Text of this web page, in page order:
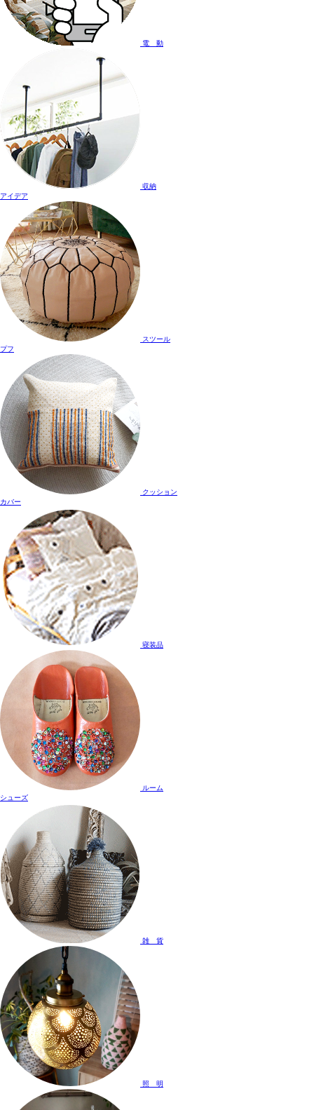
電 動
収納
アイデア
スツール
プフ
クッション
カバー
寝装品
ルーム
シューズ
雑 貨
照 明